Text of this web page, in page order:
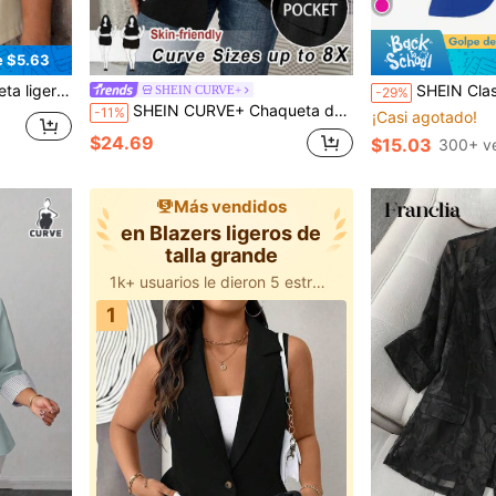
$5.63
mujer talla grande SHEIN CURVE+
-11% SHEIN CURVE+ Chaqueta de traje rosa para mujer de talla grande, atuendo elegante para ir al trabajo y negocios, blazer casual de negocios para mujer de talla grande, blazer para mujer de talla grande, blazers para mujer de talla grande, chaqueta de traje para oficina para mujer de talla grande, chaqueta de traje para oficina para mujer de talla grande en otoño/invierno
$24.69
-29% SHEIN Clasi Chaqueta informal de talla
¡Casi agotado!
$15.03 300+
Más vendidos
en Blazers ligeros de
talla grande
1k+ usuarios le dieron 5 estrellas
1